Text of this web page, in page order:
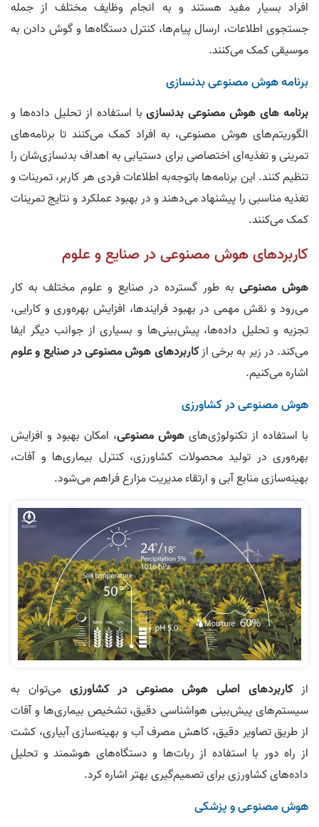
افراد بسیار مفید هستند و به انجام وظایف مختلف از جمله
جستجوی اطلاعات، ارسال پیام‌ها، کنترل دستگاه‌ها و گوش دادن به
موسیقی کمک می‌کنند.
برنامه هوش مصنوعی بدنسازی
برنامه های هوش مصنوعی بدنسازیبا استفاده از تحلیل داده‌ها و
الگوریتم‌های هوش مصنوعی، به افراد کمک می‌کنند تا برنامه‌های
تمرینی و تغذیه‌ای اختصاصی برای دستیابی به اهداف بدنسازی‌شان را
تنظیم کنند. این برنامه‌ها با‌توجه‌به اطلاعات فردی هر کاربر، تمرینات و
تغذیه مناسبی را پیشنهاد می‌دهند و در بهبود عملکرد و نتایج تمرینات
کمک می‌کنند.
کاربردهای هوش مصنوعی در صنایع و علوم
هوش مصنوعیبه طور گسترده در صنایع و علوم مختلف به کار
می‌رود و نقش مهمی در بهبود فرایندها، افزایش بهره‌وری و کارایی،
تجزیه و تحلیل داده‌ها، پیش‌بینی‌ها و بسیاری از جوانب دیگر ایفا
می‌کند. در زیر به برخی ازکاربردهای هوش مصنوعی در صنایع و علوم
اشاره می‌کنیم.
هوش مصنوعی در کشاورزی
با استفاده از تکنولوژی‌های هوش مصنوعی، امکان بهبود و افزایش
بهره‌وری در تولید محصولات کشاورزی، کنترل بیماری‌ها و آفات،
بهینه‌سازی منابع آبی و ارتقاء مدیریت مزارع فراهم می‌شود.
ازکاربردهای اصلی هوش مصنوعی در کشاورزی می‌توان به
سیستم‌های پیش‌بینی هواشناسی دقیق، تشخیص بیماری‌ها و آفات
از طریق تصاویر دقیق، کاهش مصرف آب و بهینه‌سازی آبیاری، کشت
از راه دور با استفاده از ربات‌ها و دستگاه‌های هوشمند و تحلیل
داده‌های کشاورزی برای تصمیم‌گیری بهتر اشاره کرد.
هوش مصنوعی و پزشکی